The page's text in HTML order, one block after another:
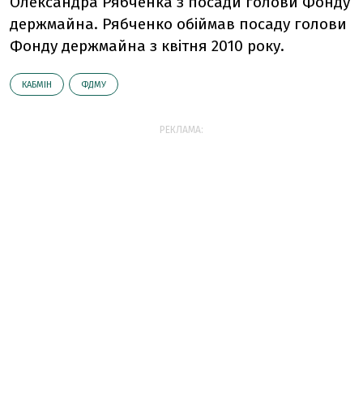
держмайна. Рябченко обіймав посаду голови
Фонду держмайна з квітня 2010 року.
КАБМІН ФДМУ
РЕКЛАМА: